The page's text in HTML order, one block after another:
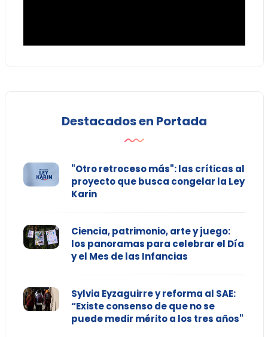
Destacados en Portada
"Otro retroceso más": las críticas al
proyecto que busca congelar la Ley
Karin
Ciencia, patrimonio, arte y juego:
los panoramas para celebrar el Día
y el Mes de las Infancias
Sylvia Eyzaguirre y reforma al SAE:
“Existe consenso de que no se
puede medir mérito a los tres años"